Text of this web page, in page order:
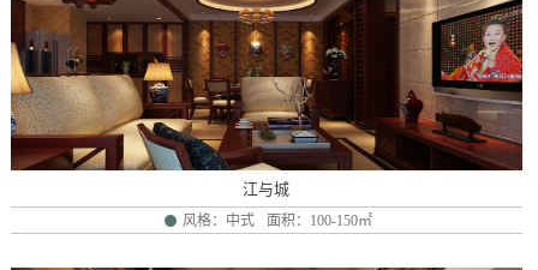
江与城
风格：中式 面积：100-150㎡